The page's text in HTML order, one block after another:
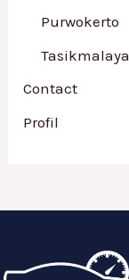
Purwokerto
Tasikmalaya
Contact
Profil